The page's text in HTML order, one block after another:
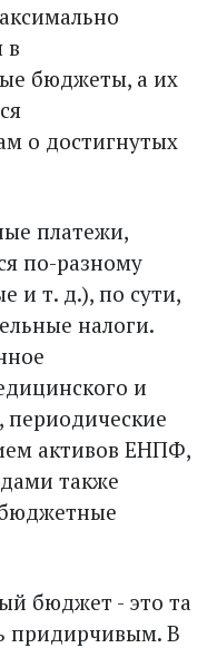
в
бюджеты, а их
о достигнутых
платежи,
по-разному
и т. д.), по сути,
налоги.
и
периодические
активов ЕНПФ,
также
бюджет - это та
придирчивым. В